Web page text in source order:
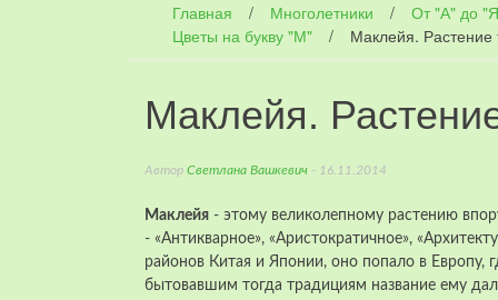
Главная / Многолетники /
От "А" до
Цветы на букву "М"
/ Маклейя. Растение
Маклейя.
Автор Светлана Вашкевич - 16.11.2014
Маклейя - этому великолепному растению
- «Антикварное», «Аристократичное»,
районов Китая и Японии, оно попало в Европу,
бытовавшим тогда традициям название ему